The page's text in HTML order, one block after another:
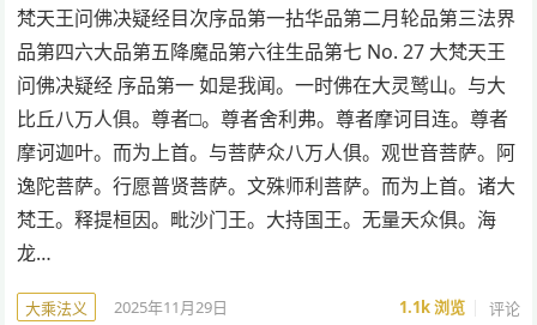
梵天王问佛决疑经目次序品第一拈华品第二月轮品第三法界
品第四六大品第五降魔品第六往生品第七 No. 27 大梵天王
问佛决疑经 序品第一 如是我闻。一时佛在大灵鹫山。与大
比丘八万人俱。尊者□。尊者舍利弗。尊者摩诃目连。尊者
摩诃迦叶。而为上首。与菩萨众八万人俱。观世音菩萨。阿
逸陀菩萨。行愿普贤菩萨。文殊师利菩萨。而为上首。诸大
梵王。释提桓因。毗沙门王。大持国王。无量天众俱。海
龙…
大乘法义 2025年11月29日 1.1k浏览 评论